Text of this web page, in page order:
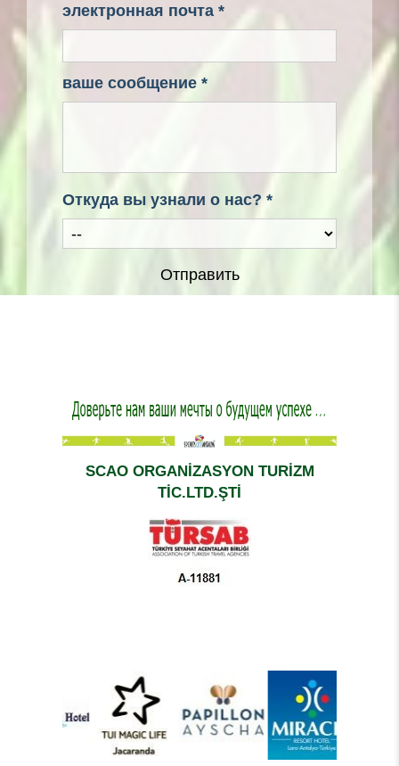
электронная почта *
ваше сообщение *
Откуда вы узнали о нас? *
Отправить
SCAO ORGANİZASYON TURİZM
TİC.LTD.ŞTİ